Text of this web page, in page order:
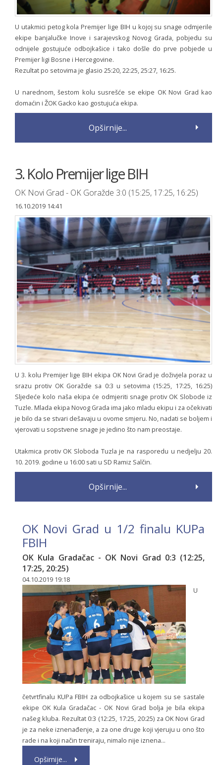
U utakmici petog kola Premijer lige BIH u kojoj su snage odmjerile
ekipe banjalučke Inove i sarajevskog Novog Grada, pobjedu su
odnijele gostujuće odbojkašice i tako došle do prve pobjede u
Premijer ligi Bosne i Hercegovine.
Rezultat po setovima je glasio 25:20, 22:25, 25:27, 16:25.
U narednom, šestom kolu susrešće se ekipe OK Novi Grad kao
domaćin i ŽOK Gacko kao gostujuća ekipa.
Opširnije...
3. Kolo Premijer lige BIH
OK Novi Grad - OK Goražde 3:0 (15:25, 17:25, 16:25)
16.10.2019 14:41
U 3. kolu Premijer lige BIH ekipa OK Novi Grad je doživjela poraz u
srazu protiv OK Goražde sa 0:3 u setovima (15:25, 17:25, 16:25)
Sljedeće kolo naša ekipa će odmjeriti snage protiv OK Slobode iz
Tuzle. Mlada ekipa Novog Grada ima jako mladu ekipu i za očekivati
je bilo da se stvari dešavaju u ovome smjeru. No, nadati se boljem i
vjerovati u sopstvene snage je jedino što nam preostaje.
Utakmica protiv OK Sloboda Tuzla je na rasporedu u nedjelju 20.
10. 2019. godine u 16:00 sati u SD Ramiz Salčin.
Opširnije...
OK Novi Grad u 1/2 finalu KUPa
FBIH
OK Kula Gradačac - OK Novi Grad 0:3 (12:25,
17:25, 20:25)
04.10.2019 19:18
U
četvrtfinalu KUPa FBIH za odbojkašice u kojem su se sastale
ekipe OK Kula Gradačac - OK Novi Grad bolja je bila ekipa
našeg kluba. Rezultat 0:3 (12:25, 17:25, 20:25) za OK Novi Grad
je za neke iznenađenje, a za one druge koji vjeruju u ono što
rade i na koji način treniraju, nimalo nije iznena...
Opširnije...